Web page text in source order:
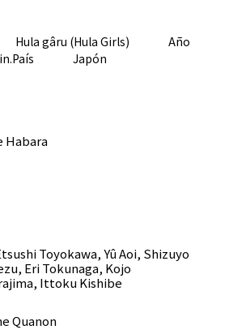
gâru (Hula Girls) Año
Japón
Habara
Toyokawa, Yû Aoi, Shizuyo
Eri Tokunaga, Kojo
Ittoku Kishibe
Quanon